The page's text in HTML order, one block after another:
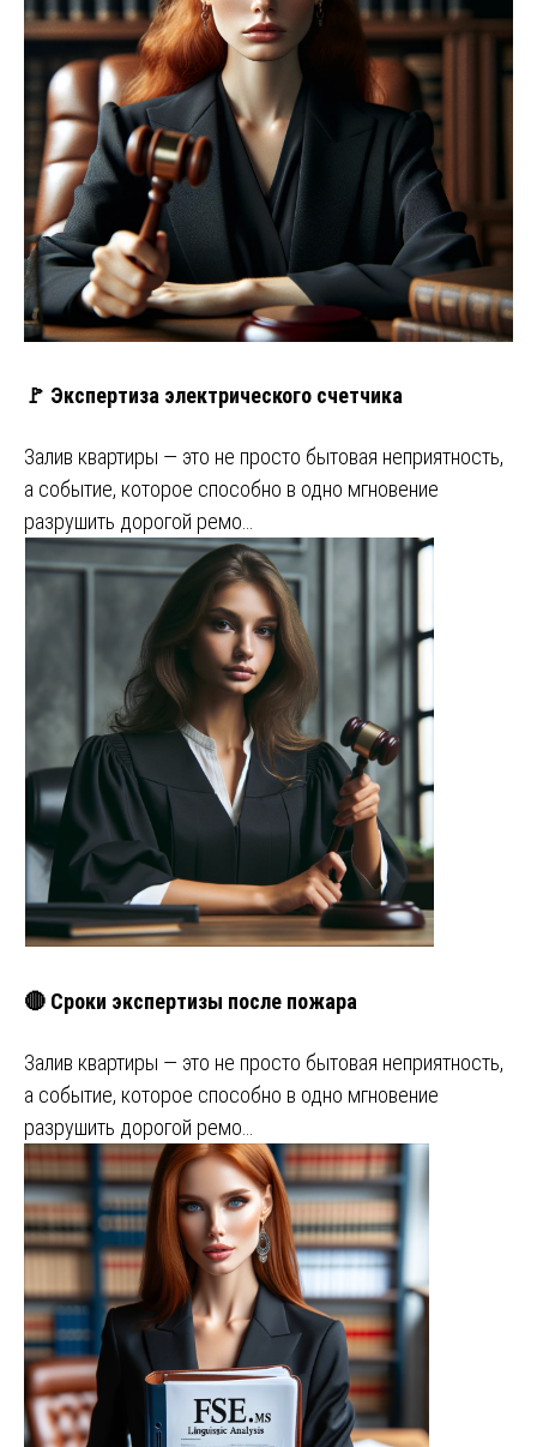
🚩 Экспертиза электрического счетчика
Залив квартиры — это не просто бытовая неприятность,
а событие, которое способно в одно мгновение
разрушить дорогой ремо…
🔴 Сроки экспертизы после пожара
Залив квартиры — это не просто бытовая неприятность,
а событие, которое способно в одно мгновение
разрушить дорогой ремо…